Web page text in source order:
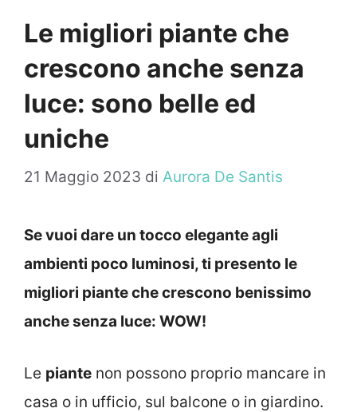
Le migliori piante che
crescono anche senza
luce: sono belle ed
uniche
21 Maggio 2023 di Aurora De Santis
Se vuoi dare un tocco elegante agli
ambienti poco luminosi, ti presento le
migliori piante che crescono benissimo
anche senza luce: WOW!
Le piante non possono proprio mancare in
casa o in ufficio, sul balcone o in giardino.